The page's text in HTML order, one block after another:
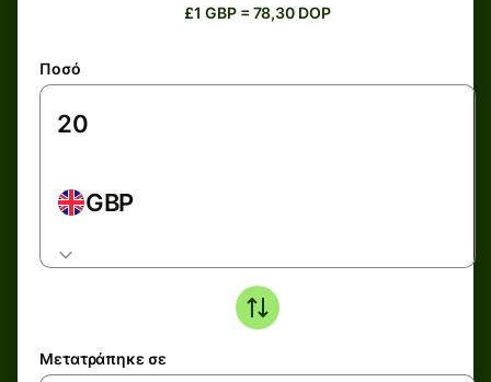
£1 GBP = 78,30 DOP
Ποσό
GBP
Μετατράπηκε σε